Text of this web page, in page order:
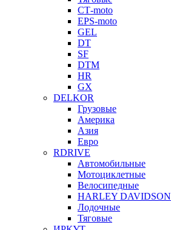
СТ-moto
EPS-moto
GEL
DT
SF
DTM
HR
GX
DELKOR
Грузовые
Америка
Азия
Евро
RDRIVE
Автомобильные
Мотоциклетные
Велосипедные
HARLEY DAVIDSON
Лодочные
Тяговые